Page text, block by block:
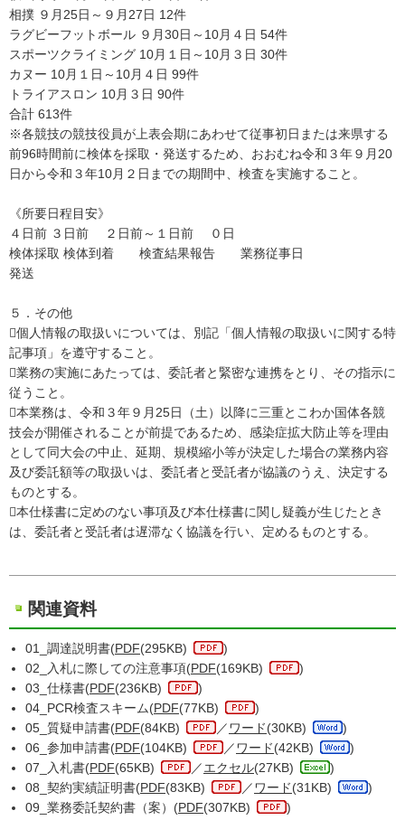
相撲 ９月25日～９月27日 12件
ラグビーフットボール ９月30日～10月４日 54件
スポーツクライミング 10月１日～10月３日 30件
カヌー 10月１日～10月４日 99件
トライアスロン 10月３日 90件
合計 613件
※各競技の競技役員が上表会期にあわせて従事初日または来県する
前96時間前に検体を採取・発送するため、おおむね令和３年９月20
日から令和３年10月２日までの期間中、検査を実施すること。
《所要日程目安》
４日前 ３日前 ２日前～１日前 ０日
検体採取 検体到着 検査結果報告 業務従事日
発送
５．その他
個人情報の取扱いについては、別記「個人情報の取扱いに関する特
記事項」を遵守すること。
業務の実施にあたっては、委託者と緊密な連携をとり、その指示に
従うこと。
本業務は、令和３年９月25日（土）以降に三重とこわか国体各競
技会が開催されることが前提であるため、感染症拡大防止等を理由
として同大会の中止、延期、規模縮小等が決定した場合の業務内容
及び委託額等の取扱いは、委託者と受託者が協議のうえ、決定する
ものとする。
本仕様書に定めのない事項及び本仕様書に関し疑義が生じたとき
は、委託者と受託者は遅滞なく協議を行い、定めるものとする。
関連資料
01_調達説明書(PDF(295KB)
)
02_入札に際しての注意事項(PDF(169KB)
)
03_仕様書(PDF(236KB)
)
04_PCR検査スキーム(PDF(77KB)
)
05_質疑申請書(PDF(84KB) ／ ワード(30KB)
)
06_参加申請書(PDF(104KB) ／ ワード(42KB)
)
07_入札書(PDF(65KB) ／エクセル(27KB)
)
08_契約実績証明書(PDF(83KB) ／ ワード(31KB)
)
09_業務委託契約書（案）(PDF(307KB) )